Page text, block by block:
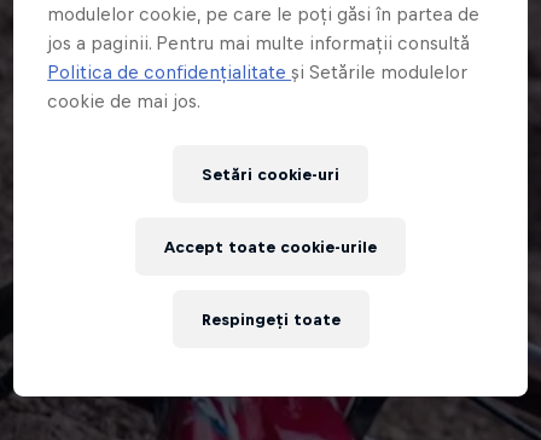
modulelor cookie, pe care le poți găsi în partea de
jos a paginii. Pentru mai multe informații consultă
Politica de confidențialitateși Setările modulelor
cookie de mai jos.
Setări cookie-uri
Respingeți toate
Accept toate cookie-urile